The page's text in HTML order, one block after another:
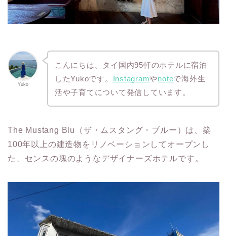
Yuko
こんにちは。タイ国内95軒のホテルに宿泊
したYukoです。 Instagramやnoteで海外生
活や子育てについて発信しています。
The Mustang Blu（ザ・ムスタング・ブルー）は、築
100年以上の建造物をリノベーションしてオープンし
た、センスの塊のようなデザイナーズホテルです。